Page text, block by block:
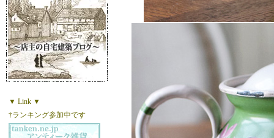
▼ Link ▼
†ランキング参加中です